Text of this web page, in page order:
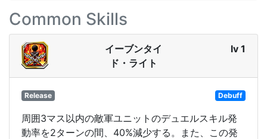
Common Skills
イーブンタイ
ド・ライト
lv 1
Release Debuff
周囲3マス以内の敵軍ユニットのデュエルスキル発
動率を2ターンの間、40%減少する。また、この発